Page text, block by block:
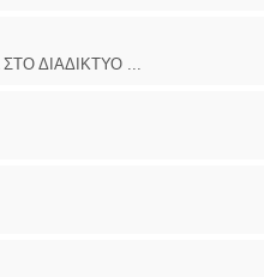
...
Διδ.Παν.Αθηνών